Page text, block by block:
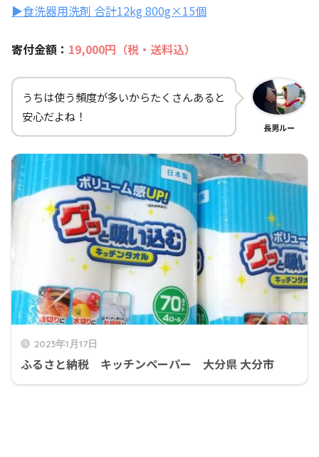
▶食洗器用洗剤 合計12kg 800g×15個
寄付金額： 19,000円（税・送料込）
うちは使う頻度が多いからたくさんあると
安心だよね！
長男ルー
2023年1月17日
ふるさと納税 キッチンペーパー 大分県 大分市